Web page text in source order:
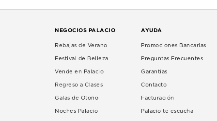
NEGOCIOS PALACIO
Rebajas de Verano
Festival de Belleza
Vende en Palacio
Regreso a Clases
Galas de Otoño
Noches Palacio
AYUDA
Promociones Bancarias
Preguntas Frecuentes
Garantías
Contacto
Facturación
Palacio te escucha